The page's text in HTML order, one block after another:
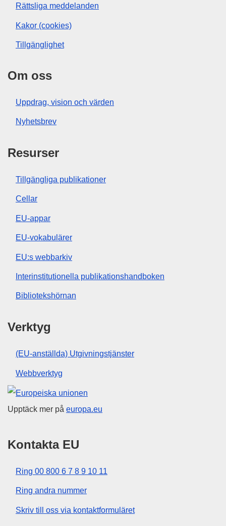
Rättsliga meddelanden
Kakor (cookies)
Tillgänglighet
Om oss
Uppdrag, vision och värden
Nyhetsbrev
Resurser
Tillgängliga publikationer
Cellar
EU-appar
EU-vokabulärer
EU:s webbarkiv
Interinstitutionella publikationshandboken
Bibliotekshörnan
Verktyg
(EU-anställda) Utgivningstjänster
Webbverktyg
Europeiska unionen
Upptäck mer på europa.eu
Kontakta EU
Ring 00 800 6 7 8 9 10 11
Ring andra nummer
Skriv till oss via kontaktformuläret